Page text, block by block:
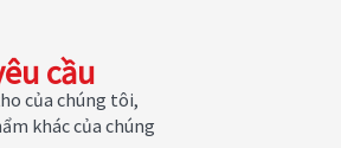
cầu
của chúng tôi,
khác của chúng